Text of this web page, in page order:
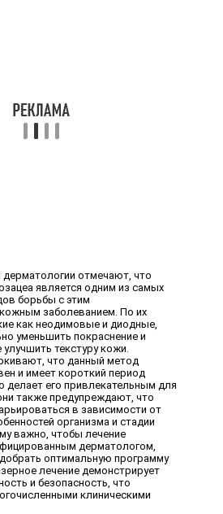
отмечают, что
является одним из самых
борьбы с этим
заболеванием. По их
как неодимовые и диодные,
уменьшить покраснение и
текстуру кожи.
что данный метод
и имеет короткий период
делает его привлекательным для
также предупреждают, что
в зависимости от
организма и стадии
важно, чтобы лечение
дерматологом,
оптимальную программу
лечение демонстрирует
и безопасность, что
клиническими